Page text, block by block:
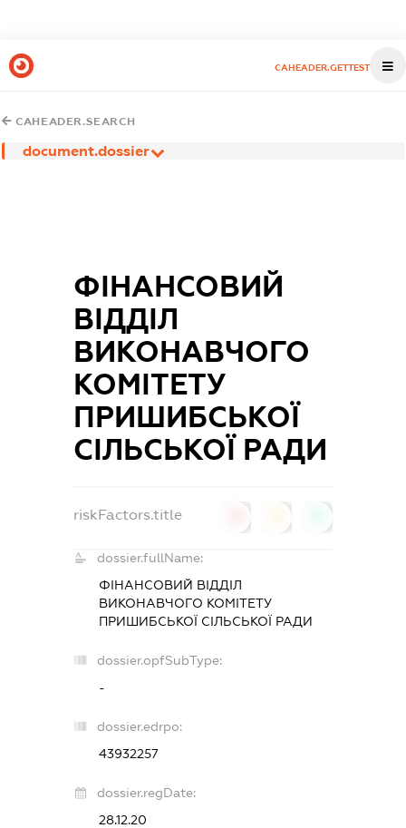
CAHEADER.GETTEST
CAHEADER.SEARCH
document.dossier
ФІНАНСОВИЙ
ВІДДІЛ
ВИКОНАВЧОГО
КОМІТЕТУ
ПРИШИБСЬКОЇ
СІЛЬСЬКОЇ РАДИ
riskFactors.title
dossier.fullName:
ФІНАНСОВИЙ ВІДДІЛ
ВИКОНАВЧОГО КОМІТЕТУ
ПРИШИБСЬКОЇ СІЛЬСЬКОЇ РАДИ
dossier.opfSubType:
-
dossier.edrpo:
43932257
dossier.regDate:
28.12.20